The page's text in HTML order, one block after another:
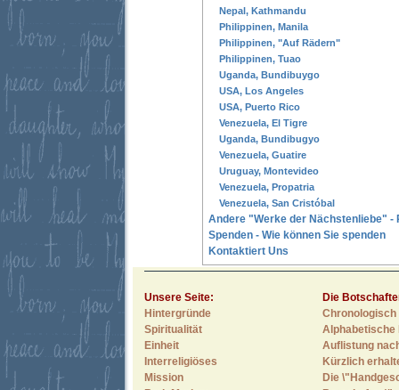
Nepal, Kathmandu
Philippinen, Manila
Philippinen, "Auf Rädern"
Philippinen, Tuao
Uganda, Bundibuygo
USA, Los Angeles
USA, Puerto Rico
Venezuela, El Tigre
Uganda, Bundibugyo
Venezuela, Guatire
Uruguay, Montevideo
Venezuela, Propatria
Venezuela, San Cristóbal
Andere "Werke der Nächstenliebe" -
Spenden - Wie können Sie spenden
Kontaktiert Uns
Unsere Seite:
Hintergründe
Spiritualität
Einheit
Interreligiöses
Mission
Die
Alphabetische
Auflistung
Kürzlich
Die